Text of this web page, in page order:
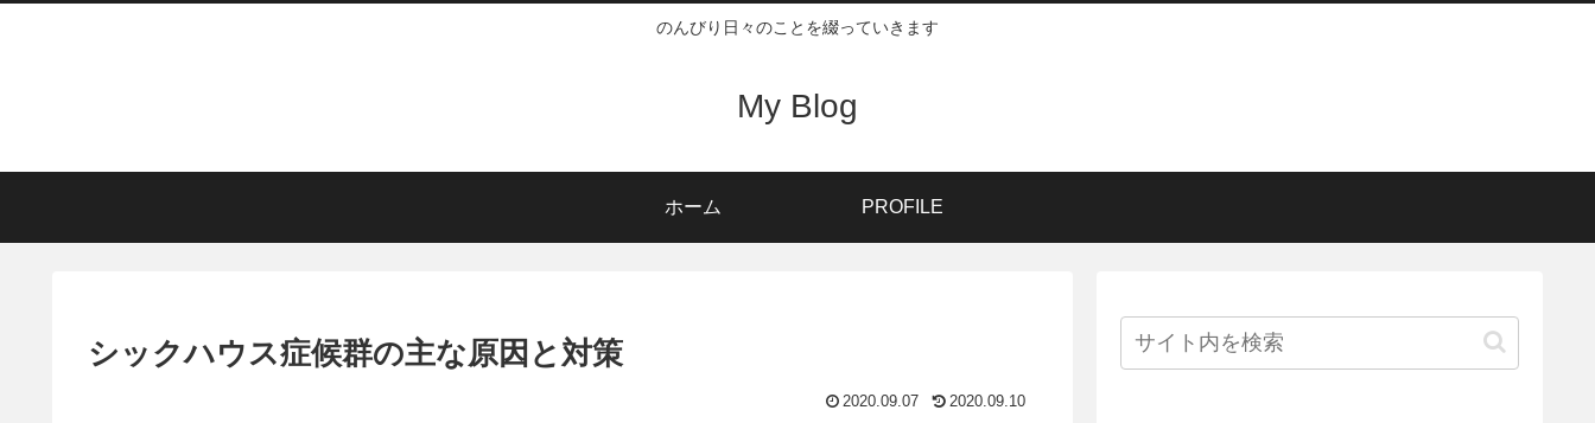
のんびり日々のことを綴っていきます
My Blog
ホーム PROFILE
シックハウス症候群の主な原因と対策
2020.09.07 2020.09.10